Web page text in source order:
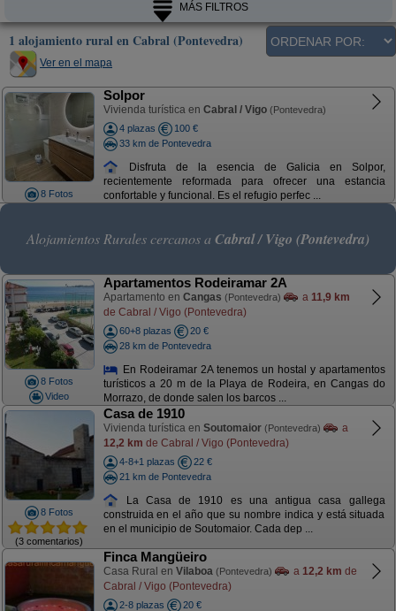
MÁS FILTROS
1 alojamiento rural en Cabral (Pontevedra)
Ver en el mapa
8 Fotos
Solpor
Vivienda turística en Cabral / Vigo (Pontevedra)
4 plazas
100 €
33 km de Pontevedra
Disfruta de la esencia de Galicia en Solpor,
recientemente reformada para ofrecer una estancia
confortable y funcional. Es el refugio perfec ...
Alojamientos Rurales cercanos a Cabral / Vigo (Pontevedra)
8 Fotos
Video
Apartamentos Rodeiramar 2A
Apartamento en Cangas (Pontevedra) a 11,9 km
de Cabral / Vigo (Pontevedra)
60+8 plazas
20 €
28 km de Pontevedra
En Rodeiramar 2A tenemos un hostal y apartamentos
turísticos a 20 m de la Playa de Rodeira, en Cangas do
Morrazo, de donde salen los barcos ...
8 Fotos
(3 comentarios)
Casa de 1910
Vivienda turística en Soutomaior (Pontevedra)
a
12,2 km de Cabral / Vigo (Pontevedra)
4-8+1 plazas
22 €
21 km de Pontevedra
La Casa de 1910 es una antigua casa gallega
construida en el año que su nombre indica y está situada
en el municipio de Soutomaior. Cada dep ...
Finca Mangüeiro
Casa Rural en Vilaboa (Pontevedra) a 12,2 km de
Cabral / Vigo (Pontevedra)
2-8 plazas
20 €